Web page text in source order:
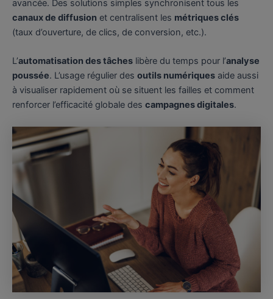
avancée. Des solutions simples synchronisent tous les
canaux de diffusion et centralisent les métriques clés
(taux d’ouverture, de clics, de conversion, etc.).
L’automatisation des tâches libère du temps pour l’analyse
poussée. L’usage régulier des outils numériques aide aussi
à visualiser rapidement où se situent les failles et comment
renforcer l’efficacité globale des campagnes digitales.